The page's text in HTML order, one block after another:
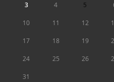
3 4 5
10 11 12
17 18 19
24 25 26
31